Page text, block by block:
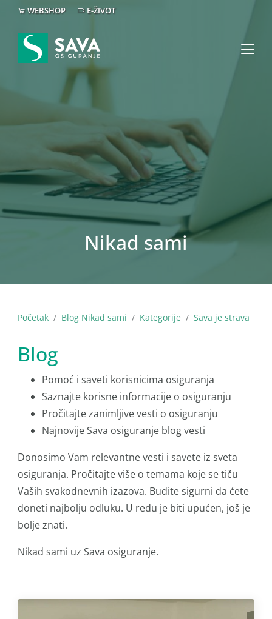
WEBSHOP E-ŽIVOT
Nikad sami
Početak Blog Nikad sami Kategorije Sava je strava
Blog
Pomoć i saveti korisnicima osiguranja
Saznajte korisne informacije o osiguranju
Pročitajte zanimljive vesti o osiguranju
Najnovije Sava osiguranje blog vesti
Donosimo Vam relevantne vesti i savete iz sveta
osiguranja. Pročitajte više o temama koje se tiču
Vaših svakodnevnih izazova. Budite sigurni da ćete
doneti najbolju odluku. U redu je biti upućen, još je
bolje znati.
Nikad sami uz Sava osiguranje.